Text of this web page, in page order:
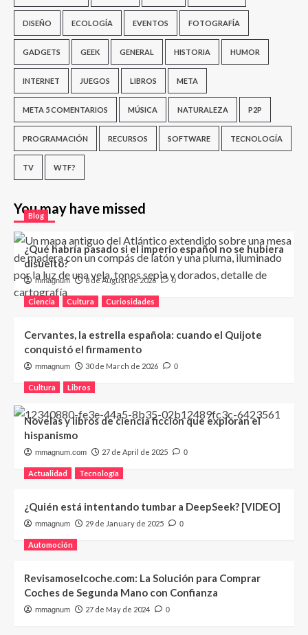
DISEÑO ECOLOGÍA EVENTOS FOTOGRAFÍA
GADGETS GEEK GENERAL HISTORIA HUMOR
INTERNET JUEGOS LIBROS META
META 5 COMENTARIOS MÚSICA NATURALEZA P2P
PROGRAMACIÓN RECURSOS SOFTWARE TECNOLOGÍA
TV WTF?
You may have missed
Blog
¿Qué habría pasado si el imperio español no se hubiera
disuelto?
mmagnum 8 de August de 2026 0
Ciencia Cultura Curiosidades
Cervantes, la estrella española: cuando el Quijote
conquistó el firmamento
mmagnum 30 de March de 2026 0
Cultura Libros
Novelas y libros de ciencia ficción que exploran el
hispanismo
mmagnum.com 27 de April de 2025 0
Actualidad Tecnología
¿Quién está intentando tumbar a DeepSeek? [VIDEO]
mmagnum 29 de January de 2025 0
Automoción
Revisamoselcoche.com: La Solución para Comprar
Coches de Segunda Mano con Confianza
mmagnum 27 de May de 2024 0